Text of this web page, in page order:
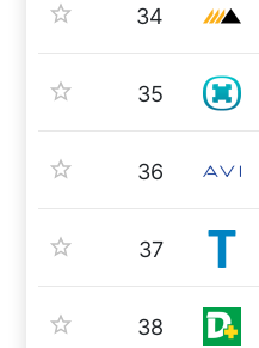
34
35
36
37
38